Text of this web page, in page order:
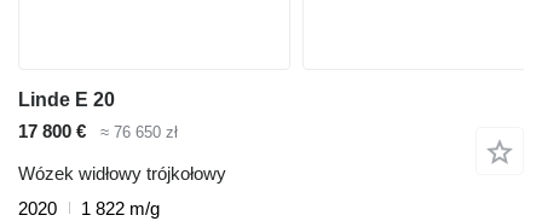
Linde E 20
17 800 €
≈ 76 650 zł
Wózek widłowy trójkołowy
2020
1 822 m/g